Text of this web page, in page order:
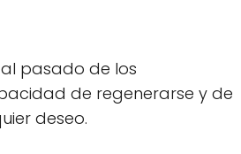
pasado de los
de regenerarse y de
deseo.